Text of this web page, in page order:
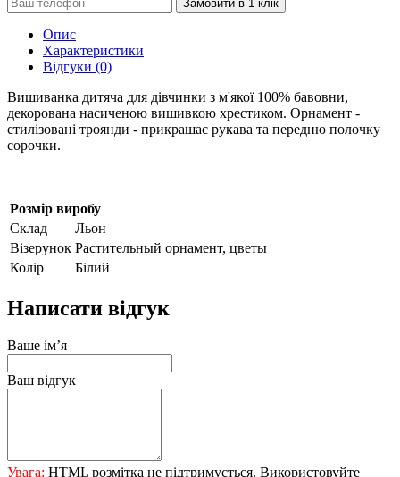
Замовити в 1 клік
Опис
Характеристики
Відгуки (0)
Вишиванка дитяча для дівчинки з м'якої 100% бавовни,
декорована насиченою вишивкою хрестиком. Орнамент -
стилізовані троянди - прикрашає рукава та передню полочку
сорочки.
Розмір виробу
Склад
Льон
Візерунок Растительный орнамент, цветы
Колір
Білий
Написати відгук
Ваше ім’я
Ваш відгук
Увага: HTML розмітка не підтримується. Використовуйте